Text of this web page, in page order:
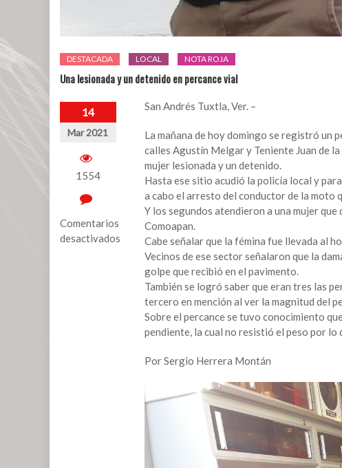
DESTACADA LOCAL NOTA ROJA
Una lesionada y un detenido en percance vial
14
Mar 2021
1554
Comentarios
desactivados
San Andrés Tuxtla, Ver. –
La mañana de hoy domingo se registró un
calles Agustín Melgar y Teniente Juan de
mujer lesionada y un detenido.
Hasta ese sitio acudió la policía local y
a cabo el arresto del conductor de la moto
Y los segundos atendieron a una mujer
Comoapan.
Cabe señalar que la fémina fue llevada al
Vecinos de ese sector señalaron que la
golpe que recibió en el pavimento.
También se logró saber que eran tres las
tercero en mención al ver la magnitud del
Sobre el percance se tuvo conocimiento
pendiente, la cual no resistió el peso por
Por Sergio Herrera Montán